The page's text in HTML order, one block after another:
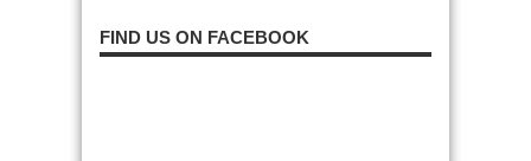
FIND US ON FACEBOOK